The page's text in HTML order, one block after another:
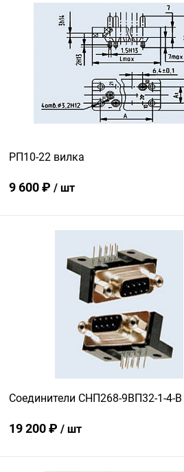
РП10-22 вилка
9 600 ₽ / шт
В корзину
Купить в 1 клик Сравнение
Соединители СНП268-9ВП32-1-4-В
19 200 ₽ / шт